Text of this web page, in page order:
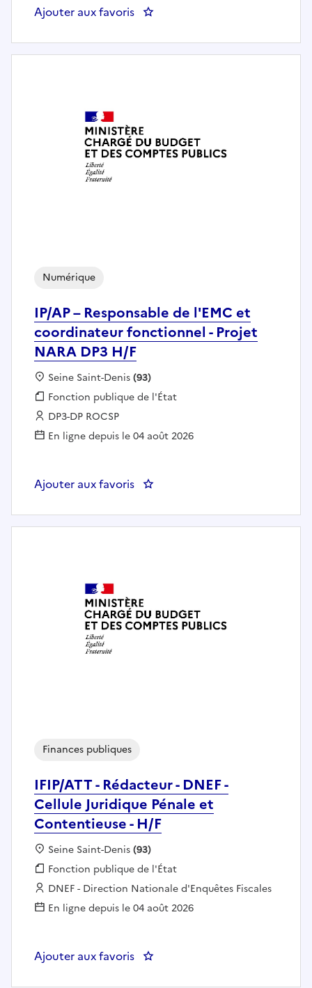
Ajouter aux favoris : IFIP/ATT - Rédacteur - DNEF
IP/AP – Responsable de l'EMC et
coordinateur fonctionnel - Projet
NARA DP3 H/F
Numérique
Localisation :
Seine Saint-Denis(93)
Fonction publique :
Fonction publique de l'État
Employeur :
DP3-DP ROCSP
En ligne depuis le 04 août 2026
Ajouter aux favoris : IP/AP – Responsable de
IFIP/ATT - Rédacteur - DNEF -
Cellule Juridique Pénale et
Contentieuse - H/F
Finances publiques
Localisation :
Seine Saint-Denis(93)
Fonction publique :
Fonction publique de l'État
Employeur :
DNEF - Direction Nationale d'Enquêtes Fiscales
En ligne depuis le 04 août 2026
Ajouter aux favoris : IFIP/ATT - Rédacteur - DNEF -